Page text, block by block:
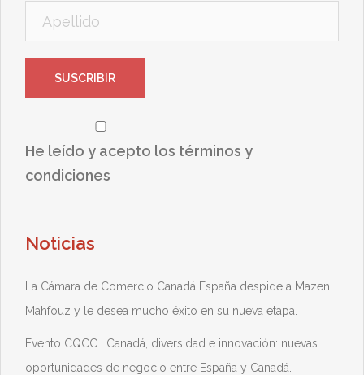
He leído y acepto los términos y
condiciones
Noticias
La Cámara de Comercio Canadá España despide a Mazen
Mahfouz y le desea mucho éxito en su nueva etapa.
Evento CQCC | Canadá, diversidad e innovación: nuevas
oportunidades de negocio entre España y Canadá.